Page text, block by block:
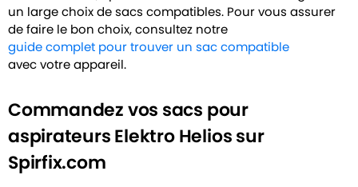
un large choix de sacs compatibles. Pour vous assurer
de faire le bon choix, consultez notre
guide complet pour trouver un sac compatible
avec votre appareil.
Commandez vos sacs pour
aspirateurs Elektro Helios sur
Spirfix.com